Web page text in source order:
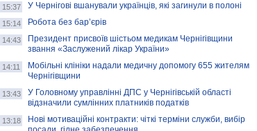
Золота тварина: видання Forbes
написало про чернігівця Патрона: хто і
скільки на ньому заробляє? І куди
витрачають?
15:37 У Чернігові вшанували українців, які загинули в полоні
15:14 Робота без бар’єрів
14:43
Президент присвоїв шістьом медикам Чернігівщини
звання «Заслужений лікар України»
14:11
Мобільні клініки надали медичну допомогу 655 жителям
Чернігівщини
13:43
У Головному управлінні ДПС у Чернігівській області
відзначили сумлінних платників податків
13:18
Нові мотиваційні контракти: чіткі терміни служби, вибір